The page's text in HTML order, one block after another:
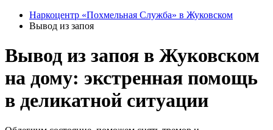
Наркоцентр «Похмельная Служба» в Жуковском
Вывод из запоя
Вывод из запоя в Жуковском
на дому: экстренная помощь
в деликатной ситуации